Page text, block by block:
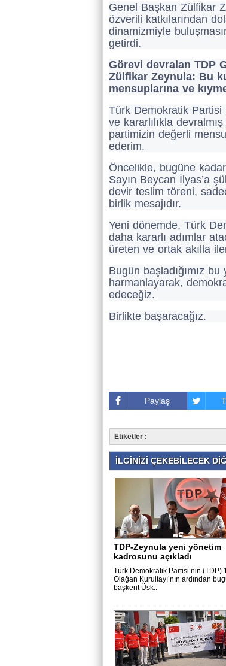
Genel Başkan Zülfikar
özverili katkılarından
dinamizmiyle
getirdi.
Görevi devralan TDP
Zülfikar Zeynula: Bu
mensuplarına ve
Türk Demokratik Partisi
ve kararlılıkla
partimizin değerli
ederim.
Öncelikle, bugüne
Sayın Beycan İlyas’a
devir teslim töreni,
birlik mesajıdır.
Yeni dönemde, Türk
daha kararlı adımlar
üreten ve ortak akılla
Bugün başladığımız
harmanlayarak,
edeceğiz.
Birlikte başaracağız.
Paylaş
Etiketler :
İLGİNİZİ ÇEKEBİLECEK
TDP-Zeynula yeni yönetim
kadrosunu açıkladı
Türk Demokratik Partisi’nin (TDP)
Olağan Kurultayı’nın ardından
başkent Üsk..